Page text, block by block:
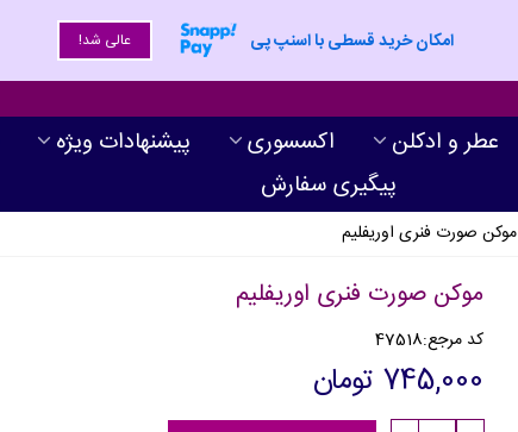
امکان خرید قسطی با اسنپ پی عالی شد!
عطر و ادکلن اکسسوری پیشنهادات ویژه
پیگیری سفارش
موکن صورت فنری اوریفلیم
موکن صورت فنری اوریفلیم
کد مرجع:47518
745,000 تومان